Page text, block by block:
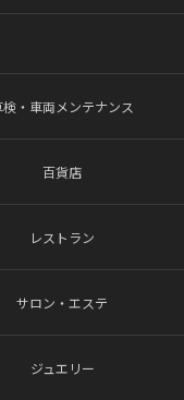
検・車両メンテナンス
百貨店
レストラン
サロン・エステ
ジュエリー